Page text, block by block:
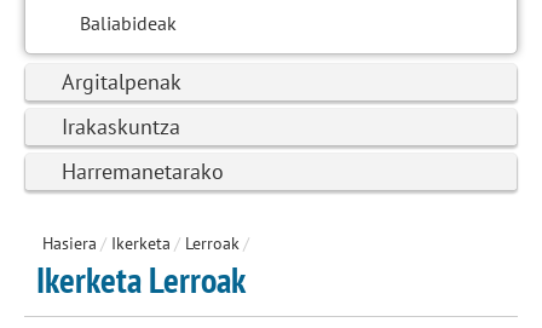
Baliabideak
Argitalpenak
Irakaskuntza
Harremanetarako
Hasiera / Ikerketa / Lerroak/
Ikerketa Lerroak